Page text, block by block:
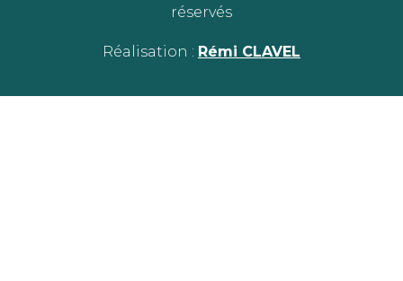
réservés
Réalisation : Rémi CLAVEL